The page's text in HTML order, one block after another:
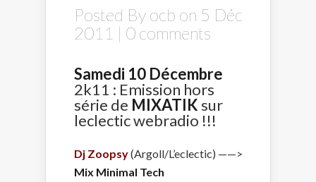
Posted By ocb on 5 Déc
2011 | 0 comments
Samedi 10 Décembre
2k11 : Emission hors
série de MIXATIK sur
leclectic webradio !!!
Dj Zoopsy(Argoll/L’eclectic) ——>
Mix Minimal Tech